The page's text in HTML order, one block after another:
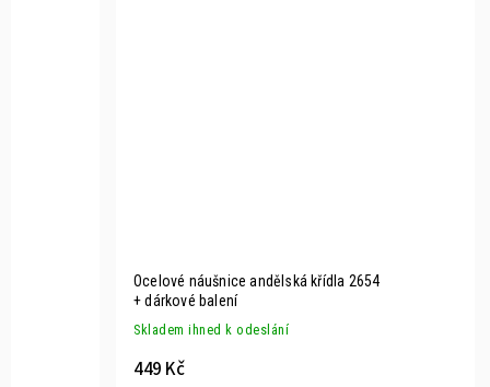
Ocelové náušnice andělská křídla 2654
+ dárkové balení
Skladem ihned k odeslání
449 Kč